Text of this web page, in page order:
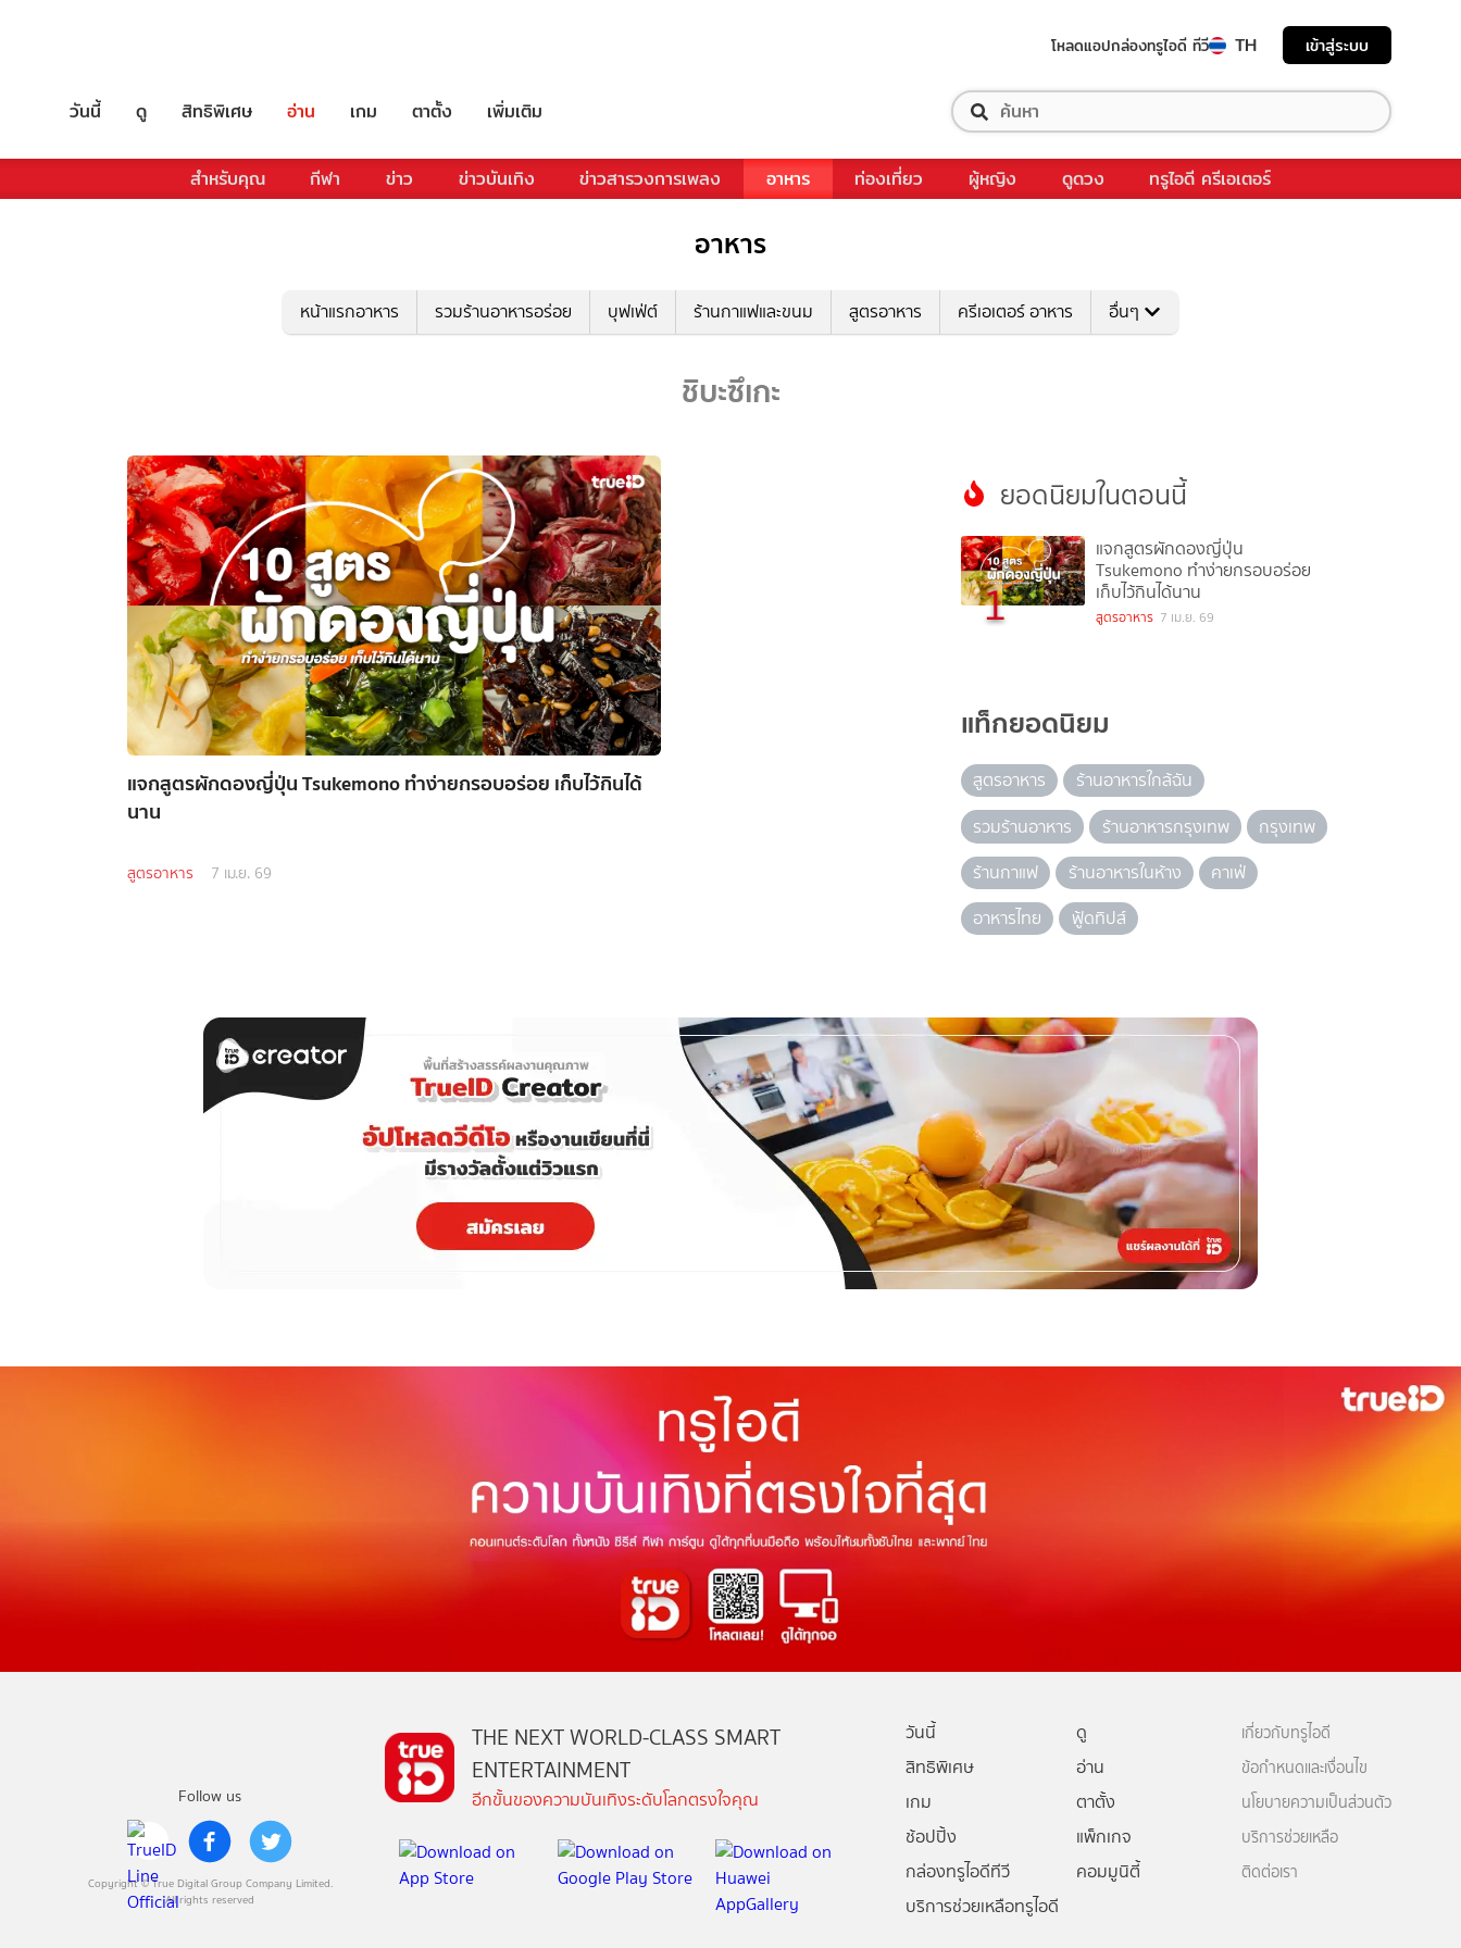
โหลดแอปกล่องทรูไอดี ทีวี TH เข้าสู่ระบบ
วันนี้ ดู สิทธิพิเศษ อ่าน เกม ตาตั้ง เพิ่มเติม
สำหรับคุณ กีฬา ข่าว ข่าวบันเทิง ข่าวสารวงการเพลง อาหาร ท่องเที่ยว ผู้หญิง ดูดวง ทรูไอดี ครีเอเตอร์
อาหาร
หน้าแรกอาหาร รวมร้านอาหารอร่อย บุฟเฟ่ต์ ร้านกาแฟและขนม สูตรอาหาร ครีเอเตอร์ อาหาร อื่นๆ
ชิบะซึเกะ
แจกสูตรผักดองญี่ปุ่น Tsukemono ทำง่ายกรอบอร่อย เก็บไว้กินได้
นาน
สูตรอาหาร 7 เม.ย. 69
ยอดนิยมในตอนนี้
1
แจกสูตรผักดองญี่ปุ่น
Tsukemono ทำง่ายกรอบอร่อย
เก็บไว้กินได้นาน
สูตรอาหาร 7 เม.ย. 69
แท็กยอดนิยม
สูตรอาหาร
ร้านอาหารใกล้ฉัน
รวมร้านอาหาร
ร้านอาหารกรุงเทพ
กรุงเทพ
ร้านกาแฟ
ร้านอาหารในห้าง
คาเฟ่
อาหารไทย
ฟู้ดทิปส์
Follow us
Copyright © True Digital Group Company Limited.
All rights reserved
THE NEXT WORLD-CLASS SMART
ENTERTAINMENT
อีกขั้นของความบันเทิงระดับโลกตรงใจคุณ
วันนี้
ดู
สิทธิพิเศษ
อ่าน
เกม
ตาตั้ง
ช้อปปิ้ง
แพ็กเกจ
กล่องทรูไอดีทีวี
คอมมูนิตี้
บริการช่วยเหลือทรูไอดี
เกี่ยวกับทรูไอดี
ข้อกำหนดและเงื่อนไข
นโยบายความเป็นส่วนตัว
บริการช่วยเหลือ
ติดต่อเรา